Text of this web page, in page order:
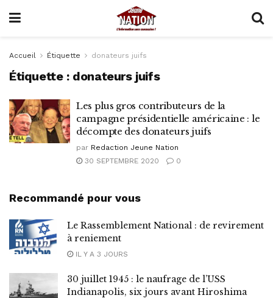
Accueil Étiquette donateurs juifs
Étiquette : donateurs juifs
Les plus gros contributeurs de la
campagne présidentielle américaine : le
décompte des donateurs juifs
par Redaction Jeune Nation
30 SEPTEMBRE 2020
0
Recommandé pour vous
Le Rassemblement National : de revirement
à reniement
IL Y A 3 JOURS
30 juillet 1945 : le naufrage de l’USS
Indianapolis, six jours avant Hiroshima